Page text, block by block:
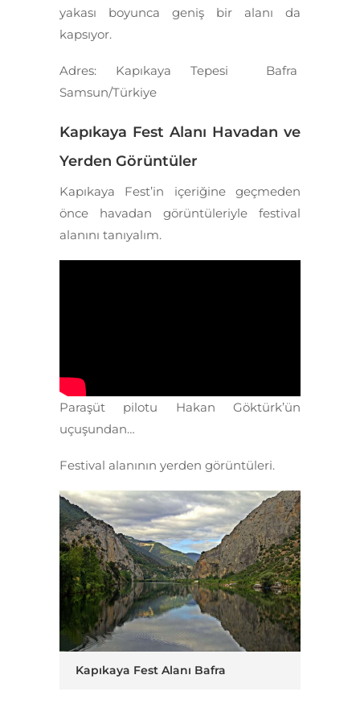
yakası boyunca geniş bir alanı da
kapsıyor.
Adres: Kapıkaya Tepesi Bafra
Samsun/Türkiye
Kapıkaya Fest Alanı Havadan ve
Yerden Görüntüler
Kapıkaya Fest’in içeriğine geçmeden
önce havadan görüntüleriyle festival
alanını tanıyalım.
Paraşüt pilotu Hakan Göktürk’ün
uçuşundan…
Festival alanının yerden görüntüleri.
Kapıkaya Fest Alanı Bafra